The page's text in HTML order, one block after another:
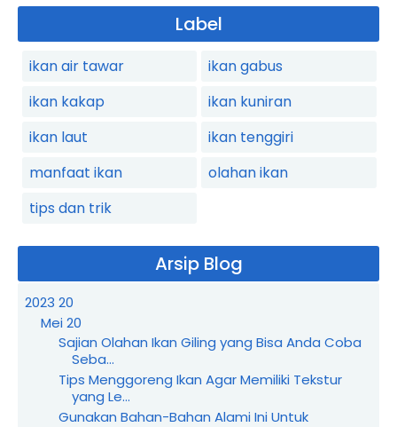
Label
ikan air tawar
ikan gabus
ikan kakap
ikan kuniran
ikan laut
ikan tenggiri
manfaat ikan
olahan ikan
tips dan trik
Arsip Blog
2023 20
Mei20
Sajian Olahan Ikan Giling yang Bisa Anda Coba
Seba...
Tips Menggoreng Ikan Agar Memiliki Tekstur
yang Le...
Gunakan Bahan-Bahan Alami Ini Untuk